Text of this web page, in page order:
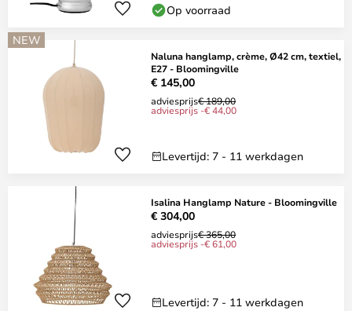
Op voorraad
NEW
Naluna hanglamp, crème, Ø42 cm, textiel,
E27 - Bloomingville
€ 145,00
adviesprijs€ 189,00
adviesprijs -€ 44,00
Levertijd: 7 - 11 werkdagen
Isalina Hanglamp Nature - Bloomingville
€ 304,00
adviesprijs€ 365,00
adviesprijs -€ 61,00
Levertijd: 7 - 11 werkdagen